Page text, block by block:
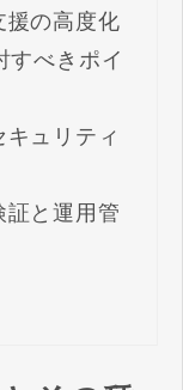
援の高度化
すべきポイ
ュリティ
証と運用管